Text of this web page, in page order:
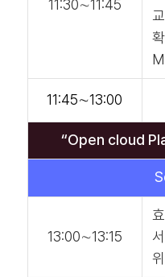
11:30∼11:45
11:45∼13:00
“Open cloud
13:00∼13:15